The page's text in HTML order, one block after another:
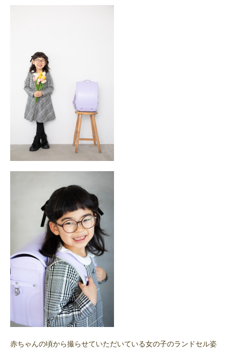
赤ちゃんの頃から撮らせていただいている女の子のランドセル姿